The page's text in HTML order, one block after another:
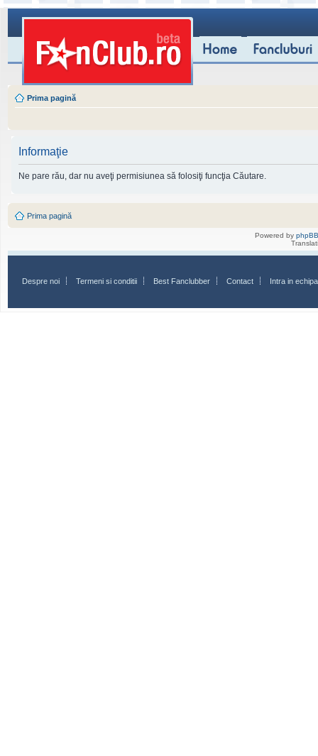
Prima pagină
Informaţie
Ne pare rău, dar nu aveţi permisiunea să folosiţi funcţia Căutare.
Prima pagină
Powered by phpBB
Despre noi Termeni si conditii Best Fanclubber Contact Intra in